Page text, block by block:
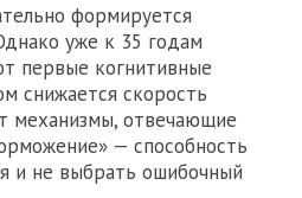
формируется
уже к 35 годам
первые когнитивные
снижается скорость
механизмы, отвечающие
— способность
и не выбрать ошибочный